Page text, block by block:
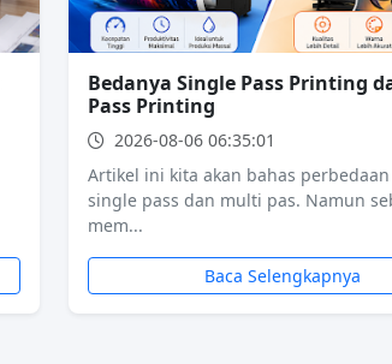
Bedanya Single Pass Printing
Pass Printing
2026-08-06 06:35:01
Artikel ini kita akan bahas
single pass dan multi pas. Namun
mem...
Baca Selengkapnya